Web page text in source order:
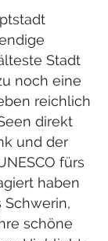
Stadt
noch eine
reichlich
direkt
und der
fürs
haben
Schwerin,
schöne